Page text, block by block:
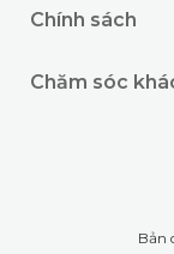
Chính sách
Chăm sóc
Bản